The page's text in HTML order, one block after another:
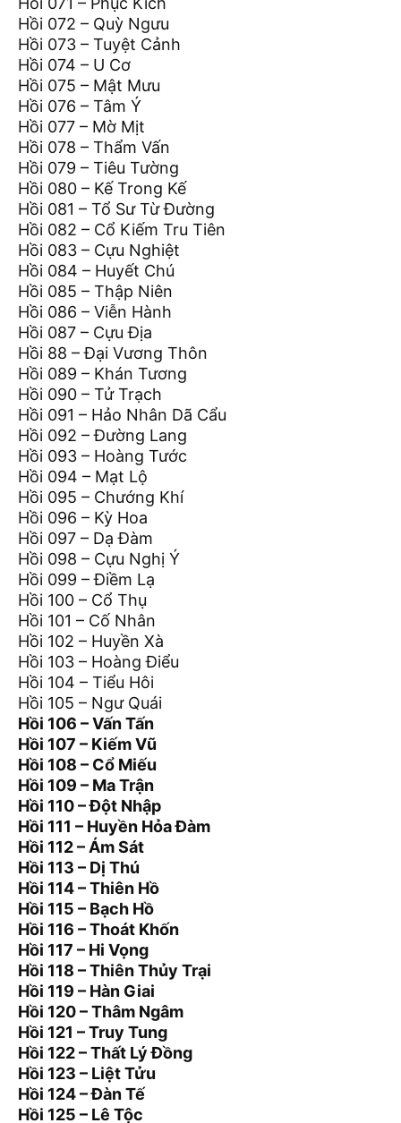
Hồi 072 – Quỳ Ngưu
Hồi 073 – Tuyệt Cảnh
Hồi 074 – U Cơ
Hồi 075 – Mật Mưu
Hồi 076 – Tâm Ý
Hồi 077 – Mờ Mịt
Hồi 078 – Thẩm Vấn
Hồi 079 – Tiêu Tường
Hồi 080 – Kế Trong Kế
Hồi 081 – Tổ Sư Từ Đường
Hồi 082 – Cổ Kiếm Tru Tiên
Hồi 083 – Cựu Nghiệt
Hồi 084 – Huyết Chú
Hồi 085 – Thập Niên
Hồi 086 – Viễn Hành
Hồi 087 – Cựu Địa
Hồi 88 – Đại Vương Thôn
Hồi 089 – Khán Tương
Hồi 090 – Tử Trạch
Hồi 091 – Hảo Nhân Dã Cẩu
Hồi 092 – Đường Lang
Hồi 093 – Hoàng Tước
Hồi 094 – Mạt Lộ
Hồi 095 – Chướng Khí
Hồi 096 – Kỳ Hoa
Hồi 097 – Dạ Đàm
Hồi 098 – Cựu Nghị Ý
Hồi 099 – Điềm Lạ
Hồi 100 – Cổ Thụ
Hồi 101 – Cố Nhân
Hồi 102 – Huyền Xà
Hồi 103 – Hoàng Điểu
Hồi 104 – Tiểu Hôi
Hồi 105 – Ngư Quái
Hồi 106 – Vấn Tấn
Hồi 107 – Kiếm Vũ
Hồi 108 – Cổ Miếu
Hồi 109 – Ma Trận
Hồi 110 – Đột Nhập
Hồi 111 – Huyền Hỏa Đàm
Hồi 112 – Ám Sát
Hồi 113 – Dị Thú
Hồi 114 – Thiên Hồ
Hồi 115 – Bạch Hồ
Hồi 116 – Thoát Khốn
Hồi 117 – Hi Vọng
Hồi 118 – Thiên Thủy Trại
Hồi 119 – Hàn Giai
Hồi 120 – Thâm Ngâm
Hồi 121 – Truy Tung
Hồi 122 – Thất Lý Đồng
Hồi 123 – Liệt Tửu
Hồi 124 – Đàn Tế
Hồi 125 – Lê Tộc